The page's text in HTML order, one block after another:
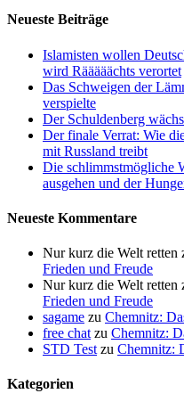
Neueste Beiträge
Islamisten wollen
wird Rääääächts verortet
Das Schweigen der
verspielte
Der Schuldenberg
Der finale Verrat: Wie
mit Russland treibt
Die schlimmstmögliche
ausgehen und der
Neueste Kommentare
Nur kurz die Welt retten
Frieden und Freude
Nur kurz die Welt retten
Frieden und Freude
sagame zu Chemnitz:
free chat zu Chemnitz:
STD Test zu Chemnitz:
Kategorien